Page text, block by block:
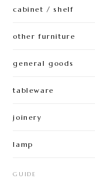
cabinet / shelf
other furniture
general goods
tableware
joinery
lamp
GUIDE